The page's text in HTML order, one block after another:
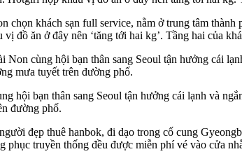
chọn khách sạn full service, nằm ở trung tâm
đồ ăn ở đây nên ‘tăng tới hai kg’. Tầng hai của
hội bạn thân sang Seoul tận hưởng cái lạnh và
đường phố.